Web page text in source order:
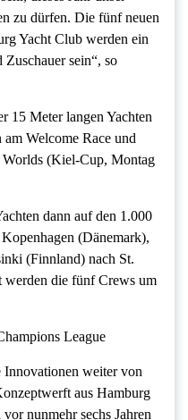
zu dürfen. Die fünf neuen
Yacht Club werden ein
sein“, so
15 Meter langen Yachten
Welcome Race und
(Kiel-Cup, Montag
dann auf den 1.000
(Dänemark),
(Finnland) nach St.
werden die fünf Crews um
League
Innovationen weiter von
aus Hamburg
nunmehr sechs Jahren